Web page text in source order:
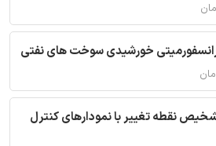
خورشیدی سوخت های نفتی
نقطه تغییر با نمودارهای کنترل